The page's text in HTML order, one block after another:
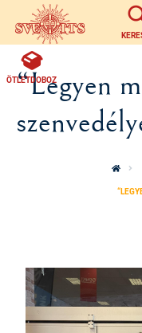
Ugrás a tartalomra
ÖTLETDOBOZ
“Legyen